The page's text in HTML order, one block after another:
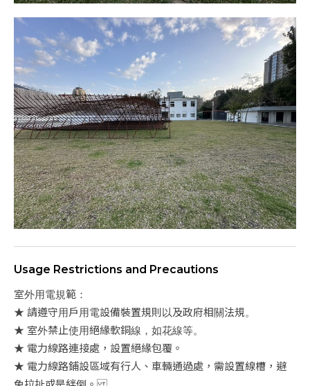
Usage Restrictions and Precautions
室外用電規範：
★ 請遵守用戶用電設備裝置規則以及政府相關法規。
★ 室外禁止使用絕緣軟銅線，如花線等。
★ 電力線路連接處，設置絕緣包覆。
★ 電力線路鋪設區域有行人、車輛通過處，需設置線槽，避